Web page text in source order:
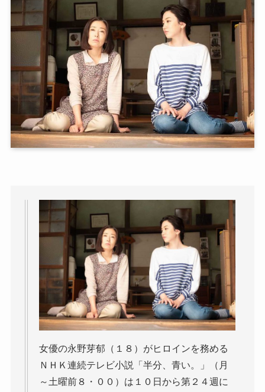
女優の永野芽郁（１８）がヒロインを務める
ＮＨＫ連続テレビ小説「半分、青い。」（月
～土曜前８・００）は１０日から第２４週に